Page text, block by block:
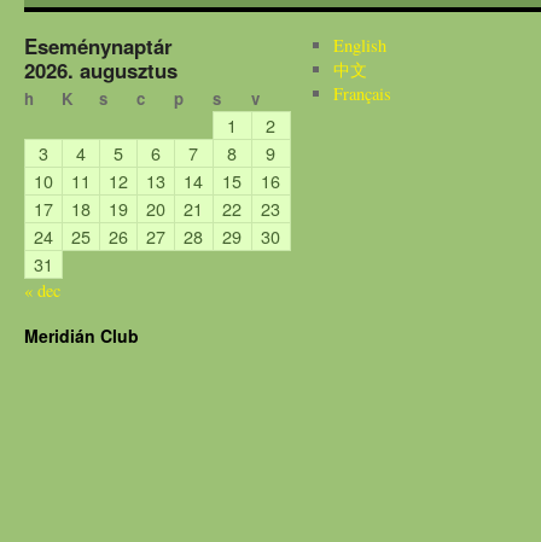
Eseménynaptár
2026. augusztus
h K s c p s v
1
2
3
4 5 6 7 8
9
10
11 12 13 14 15
16
17
18 19 20 21 22
23
24
25 26 27 28 29
30
31
« dec
English
中文
Français
Meridián Club